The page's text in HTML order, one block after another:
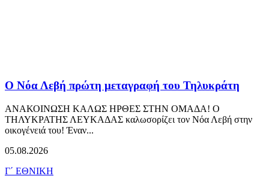
Ο Νόα Λεβή πρώτη μεταγραφή του Τηλυκράτη
ΑΝΑΚΟΙΝΩΣΗ ΚΑΛΩΣ ΗΡΘΕΣ ΣΤΗΝ ΟΜΑΔΑ! Ο
ΤΗΛΥΚΡΑΤΗΣ ΛΕΥΚΑΔΑΣ καλωσορίζει τον Νόα Λεβή στην
οικογένειά του! Έναν...
05.08.2026
Γ΄ ΕΘΝΙΚΗ